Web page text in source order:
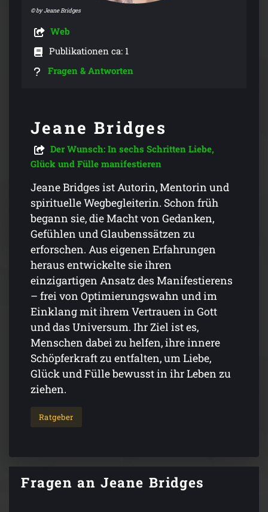
© by Jeane Bridges
Web
Publikationen ca: 1
Fragen & Antworten
Jeane Bridges
Der Wunsch: In sechs Schritten Liebe,
Glück und Fülle manifestieren
Jeane Bridges ist Autorin, Mentorin und
spirituelle Wegbegleiterin. Schon früh
begann sie, die Macht von Gedanken,
Gefühlen und Glaubenssätzen zu
erforschen. Aus eigenen Erfahrungen
heraus entwickelte sie ihren
einzigartigen Ansatz des Manifestierens
– frei von Optimierungswahn und im
Einklang mit ihrem Vertrauen in Gott
und das Universum. Ihr Ziel ist es,
Menschen dabei zu helfen, ihre innere
Schöpferkraft zu entfalten, um Liebe,
Glück und Fülle bewusst in ihr Leben zu
ziehen.
Ratgeber
Fragen an Jeane Bridges